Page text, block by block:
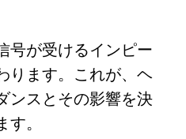
号が受けるインピー
ります。これが、ヘ
ンスとその影響を決
。